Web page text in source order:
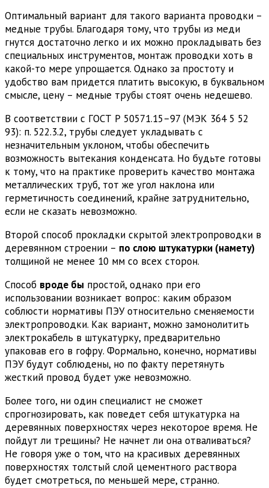
Оптимальный вариант для такого варианта проводки –
медные трубы. Благодаря тому, что трубы из меди
гнутся достаточно легко и их можно прокладывать без
специальных инструментов, монтаж проводки хоть в
какой-то мере упрощается. Однако за простоту и
удобство вам придется платить высокую, в буквальном
смысле, цену – медные трубы стоят очень недешево.
В соответствии с ГОСТ Р 50571.15–97 (МЭК 364 5 52
93): п. 522.3.2, трубы следует укладывать с
незначительным уклоном, чтобы обеспечить
возможность вытекания конденсата. Но будьте готовы
к тому, что на практике проверить качество монтажа
металлических труб, тот же угол наклона или
герметичность соединений, крайне затруднительно,
если не сказать невозможно.
Второй способ прокладки скрытой электропроводки в
деревянном строении – по слою штукатурки (намету)
толщиной не менее 10 мм со всех сторон.
Способ вроде бы простой, однако при его
использовании возникает вопрос: каким образом
соблюсти нормативы ПЭУ относительно сменяемости
электропроводки. Как вариант, можно замонолитить
электрокабель в штукатурку, предварительно
упаковав его в гофру. Формально, конечно, нормативы
ПЭУ будут соблюдены, но по факту перетянуть
жесткий провод будет уже невозможно.
Более того, ни один специалист не сможет
спрогнозировать, как поведет себя штукатурка на
деревянных поверхностях через некоторое время. Не
пойдут ли трещины? Не начнет ли она отваливаться?
Не говоря уже о том, что на красивых деревянных
поверхностях толстый слой цементного раствора
будет смотреться, по меньшей мере, странно.